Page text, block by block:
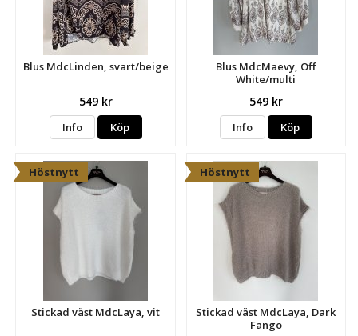
Blus MdcLinden, svart/beige
549 kr
Info Köp
Blus MdcMaevy, Off
White/multi
549 kr
Info Köp
Höstnytt
Stickad väst MdcLaya, vit
Höstnytt
Stickad väst MdcLaya, Dark
Fango